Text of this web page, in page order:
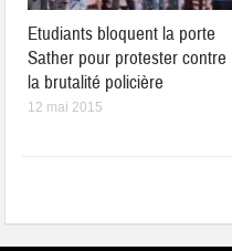
Etudiants bloquent la porte
Sather pour protester contre
la brutalité policière
12 mai 2015